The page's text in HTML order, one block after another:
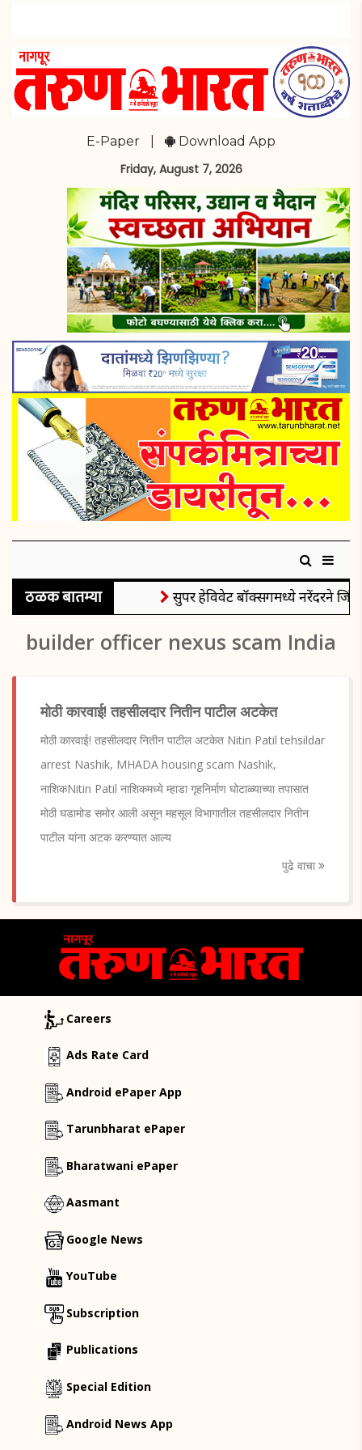
E-Paper Download App
Friday, August 7, 2026
ठळक बातम्या सुपर हेविवेट बॉक्सिंगमध्ये नरेंदरने
builder officer nexus scam India
मोठी कारवाई! तहसीलदार नितीन पाटील अटकेत
मोठी कारवाई! तहसीलदार नितीन पाटील अटकेत Nitin Patil tehsildar
arrest Nashik, MHADA housing scam Nashik,
नाशिकNitin Patil नाशिकमध्ये म्हाडा गृहनिर्माण घोटाळ्याच्या तपासात
मोठी घडामोड समोर आली असून महसूल विभागातील तहसीलदार नितीन
पाटील यांना अटक करण्यात आल्य
पुढे वाचा
Careers
Ads Rate Card
Android ePaper App
Tarunbharat ePaper
Bharatwani ePaper
Aasmant
Google News
YouTube
Subscription
Publications
Special Edition
Android News App